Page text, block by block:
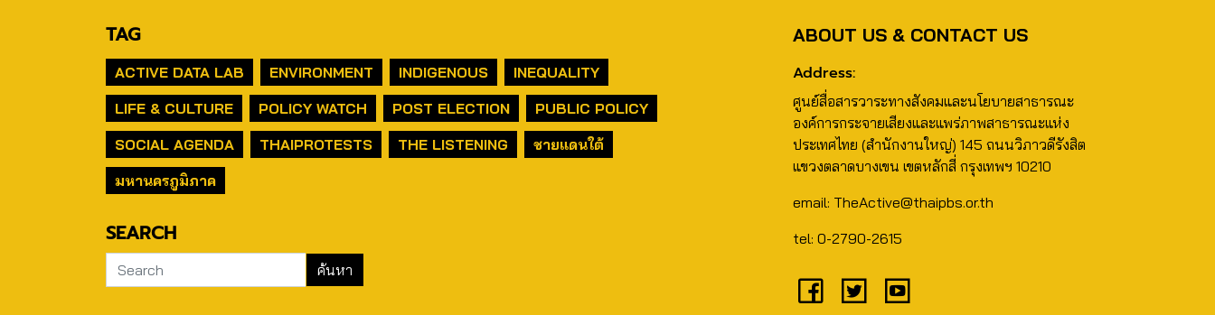
TAG
ACTIVE DATA LAB ENVIRONMENT INDIGENOUS
INEQUALITY
LIFE & CULTURE
POLICY WATCH POST ELECTION
PUBLIC POLICY
SOCIAL AGENDA
THAIPROTESTS THE LISTENING
ชายแดนใต้
มหานครภูมิภาค
SEARCH
ABOUT US & CONTACT US
Address:
ศูนย์สื่อสารวาระทางสังคมและนโยบายสาธารณะ
องค์การกระจายเสียงและแพร่ภาพสาธารณะแห่ง
ประเทศไทย (สำนักงานใหญ่) 145 ถนนวิภาวดีรังสิต
แขวงตลาดบางเขน เขตหลักสี่ กรุงเทพฯ 10210
email: TheActive@thaipbs.or.th
tel: 0-2790-2615